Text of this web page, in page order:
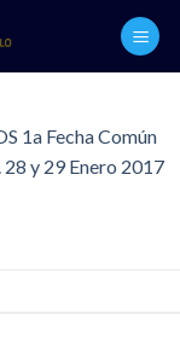
1a Fecha Común
y 29 Enero 2017